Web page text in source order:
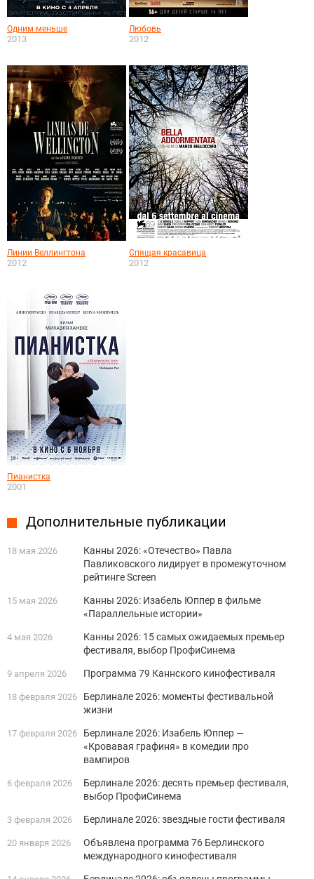
Одним меньше
2013
Любовь
2012
Линии Веллингтона
2012
Спящая красавица
2012
Пианистка
2001
Дополнительные публикации
18 мая 2026
Канны 2026: «Отечество» Павла
Павликовского лидирует в промежуточном
рейтинге Screen
15 мая 2026
Канны 2026: Изабель Юппер в фильме
«Параллельные истории»
4 мая 2026
Канны 2026: 15 самых ожидаемых премьер
фестиваля, выбор ПрофиСинема
9 апреля 2026 Программа 79 Каннского кинофестиваля
18 февраля 2026
Берлинале 2026: моменты фестивальной
жизни
17 февраля 2026
Берлинале 2026: Изабель Юппер —
«Кровавая графиня» в комедии про
вампиров
6 февраля 2026
Берлинале 2026: десять премьер фестиваля,
выбор ПрофиСинема
3 февраля 2026 Берлинале 2026: звездные гости фестиваля
20 января 2026
Объявлена программа 76 Берлинского
международного кинофестиваля